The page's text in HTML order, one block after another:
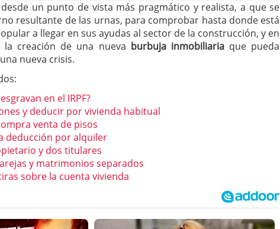
un punto de vista más pragmático y realista, a que se
resultante de las urnas, para comprobar hasta donde está
a llegar en sus ayudas al sector de la construcción, y en
creación de una nueva burbuja inmobiliaria que pueda
nueva crisis.
en el IRPF?
y deducir por vivienda habitual
venta de pisos
deducción por alquiler
y dos titulares
y matrimonios separados
sobre la cuenta vivienda